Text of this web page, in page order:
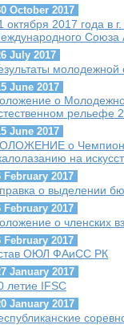
October 2017
октября 2017 года в
Союза
July 2017
June 2017
о
рельефе
June 2017
о
на
February 2017
о выделении
February 2017
о членских
February 2017
ОЮЛ ФАиСС РК
January 2017
летие IFSC
January 2017